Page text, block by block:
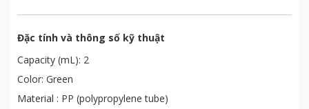
Đặc tính và thông số kỹ thuật
Capacity (mL): 2
Color: Green
Material : PP (polypropylene tube)